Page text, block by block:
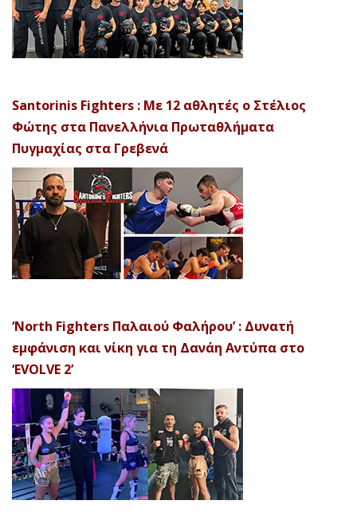
Santorinis Fighters : Με 12 αθλητές ο Στέλιος
Φώτης στα Πανελλήνια Πρωταθλήματα
Πυγμαχίας στα Γρεβενά
‘North Fighters Παλαιού Φαλήρου’ : Δυνατή
εμφάνιση και νίκη για τη Δανάη Αντύπα στο
‘EVOLVE 2’